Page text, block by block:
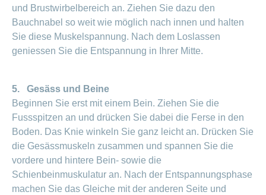
und Brustwirbelbereich an. Ziehen Sie dazu den
Bauchnabel so weit wie möglich nach innen und halten
Sie diese Muskelspannung. Nach dem Loslassen
geniessen Sie die Entspannung in Ihrer Mitte.
5. Gesäss und Beine
Beginnen Sie erst mit einem Bein. Ziehen Sie die
Fussspitzen an und drücken Sie dabei die Ferse in den
Boden. Das Knie winkeln Sie ganz leicht an. Drücken Sie
die Gesässmuskeln zusammen und spannen Sie die
vordere und hintere Bein- sowie die
Schienbeinmuskulatur an. Nach der Entspannungsphase
machen Sie das Gleiche mit der anderen Seite und